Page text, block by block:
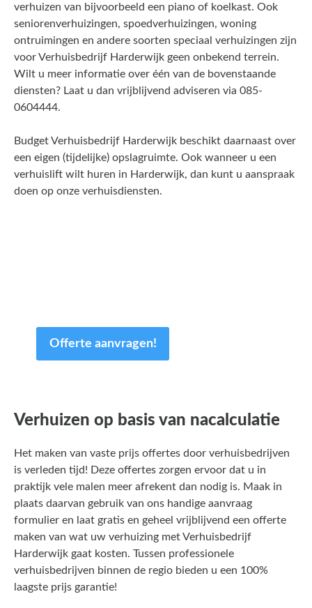
verhuizen van bijvoorbeeld een piano of koelkast. Ook
seniorenverhuizingen, spoedverhuizingen, woning
ontruimingen en andere soorten speciaal verhuizingen zijn
voor Verhuisbedrijf Harderwijk geen onbekend terrein.
Wilt u meer informatie over één van de bovenstaande
diensten? Laat u dan vrijblijvend adviseren via 085-
0604444.
Budget Verhuisbedrijf Harderwijk beschikt daarnaast over
een eigen (tijdelijke) opslagruimte. Ook wanneer u een
verhuislift wilt huren in Harderwijk, dan kunt u aanspraak
doen op onze verhuisdiensten.
Offerte aanvragen!
Verhuizen op basis van nacalculatie
Het maken van vaste prijs offertes door verhuisbedrijven
is verleden tijd! Deze offertes zorgen ervoor dat u in
praktijk vele malen meer afrekent dan nodig is. Maak in
plaats daarvan gebruik van ons handige aanvraag
formulier en laat gratis en geheel vrijblijvend een offerte
maken van wat uw verhuizing met Verhuisbedrijf
Harderwijk gaat kosten. Tussen professionele
verhuisbedrijven binnen de regio bieden u een 100%
laagste prijs garantie!